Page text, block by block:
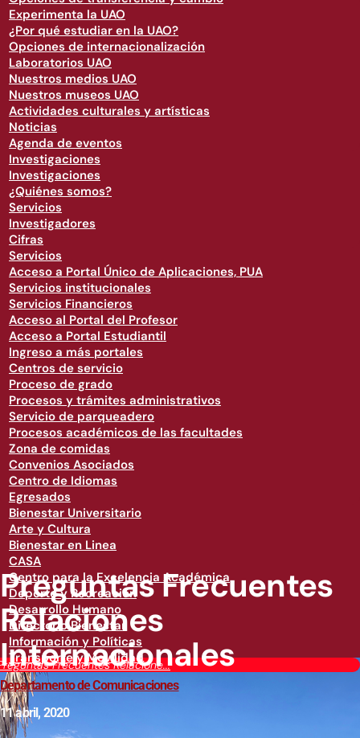
Experimenta la UAO
¿Por qué estudiar en la UAO?
Opciones de internacionalización
Laboratorios UAO
Nuestros medios UAO
Nuestros museos UAO
Actividades culturales y artísticas
Noticias
Agenda de eventos
Investigaciones
Investigaciones
¿Quiénes somos?
Servicios
Investigadores
Cifras
Servicios
Acceso a Portal Único de Aplicaciones, PUA
Servicios institucionales
Servicios Financieros
Acceso al Portal del Profesor
Acceso a Portal Estudiantil
Ingreso a más portales
Centros de servicio
Proceso de grado
Procesos y trámites administrativos
Servicio de parqueadero
Procesos académicos de las facultades
Zona de comidas
Convenios Asociados
Centro de Idiomas
Egresados
Bienestar Universitario
Arte y Cultura
Bienestar en Linea
CASA
Centro para la Excelencia Académica
Deporte y Recreación
Desarrollo Humano
Directorio Bienestar
Información y Políticas
Transporte y Movilidad
Frecuentes Relacione...
Preguntas Frecuentes
Relaciones
Internacionales
Departamento de Comunicaciones
11 abril, 2020